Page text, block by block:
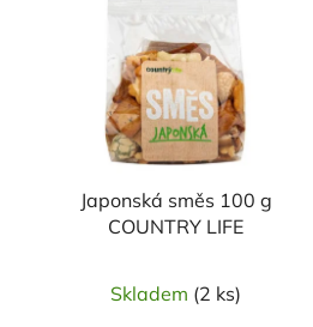
Japonská směs 100 g
COUNTRY LIFE
Skladem (2 ks)